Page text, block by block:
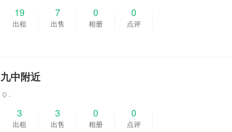
19
出租
7
出售
0
相册
0
点评
九中附近
-
3
出租
3
出售
0
相册
0
点评